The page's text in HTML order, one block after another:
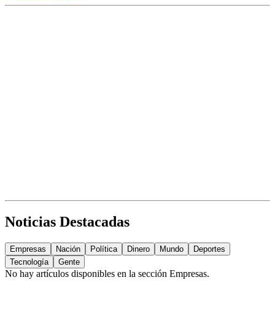
Noticias Destacadas
Empresas Nación Política Dinero Mundo
Deportes
Tecnología
Gente
No hay artículos disponibles en la sección Empresas.